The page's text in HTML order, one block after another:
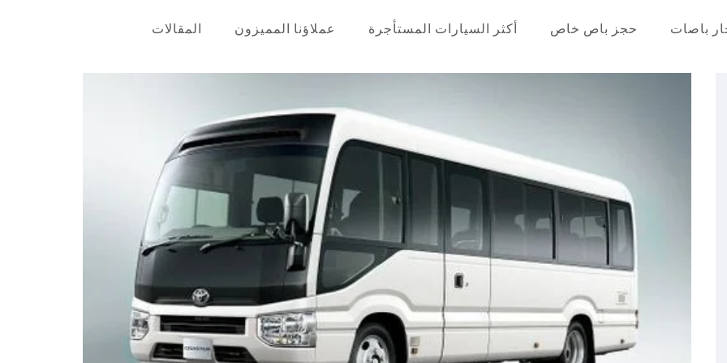
في مصر
باصات حجز باص خاص أكثر السيارات المستأجرة عملاؤنا المميزون
المقالات